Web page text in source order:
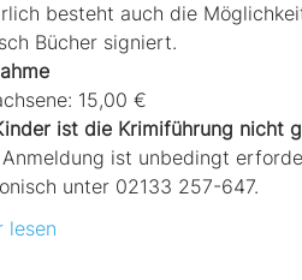
besteht auch die
Bücher signiert.
15,00 €
ist die Krimiführung nicht
ist unbedingt
unter 02133 257-647.
lesen